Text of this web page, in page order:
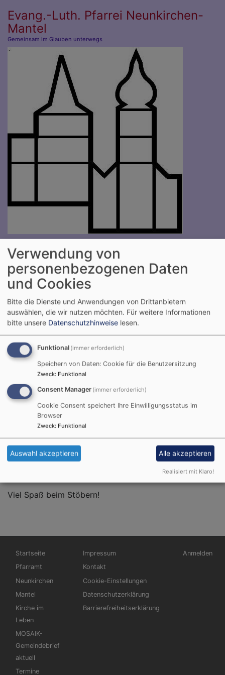
zum
Inhalt
Evang.-Luth. Pfarrei Neunkirchen-
Mantel
Gemeinsam im Glauben unterwegs
Hauptnavigation
Startseite Mantel Bilder aus Mantel
Bilder aus Mantel
In der Galerie sind die einzelnen Veranstaltungen
untergliedert. Einfach unter dem Reiter "Bildergalerien"
die Veranstaltung anklicken, die besucht werden
Viel Spaß beim Stöbern!
Hauptnavigation
Startseite
Pfarramt
Neunkirchen
Mantel
Kirche im
Leben
MOSAIK-
Gemeindebrief
aktuell
Termine
Fußbereichsmenü
Impressum
Kontakt
Cookie-Einstellungen
Datenschutzerklärung
Barrierefreiheitserklärung
Anmelden
Verwendung von
personenbezogenen Daten
und Cookies
Bitte die Dienste und Anwendungen von Drittanbietern
auswählen, die wir nutzen möchten. Für weitere Informationen
bitte unsere Datenschutzhinweise lesen.
Funktional (immer erforderlich)
Speichern von Daten: Cookie für die Benutzersitzung
Zweck: Funktional
Consent Manager (immer erforderlich)
Cookie Consent speichert Ihre Einwilligungsstatus im
Browser
Zweck: Funktional
Auswahl akzeptieren Alle akzeptieren
Realisiert mit Klaro!